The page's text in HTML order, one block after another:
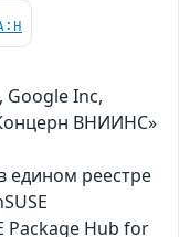
Google Inc,
ВНИИНС»
едином реестре
Package Hub for